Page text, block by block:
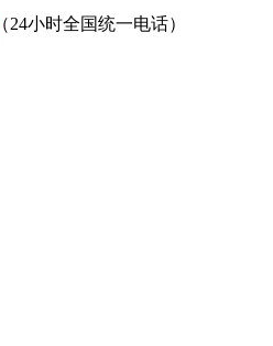
（24小时全国统一电话）